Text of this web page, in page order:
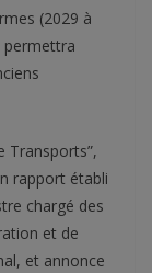
(2029 à
permettra
Transports”,
rapport établi
chargé des
et de
et annonce